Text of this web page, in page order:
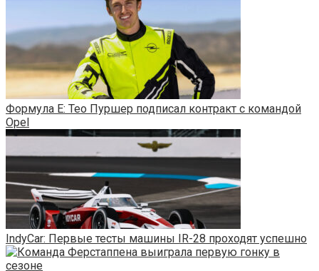
Формула E: Тео Пуршер подписал контракт с командой
Opel
IndyCar: Первые тесты машины IR-28 проходят успешно